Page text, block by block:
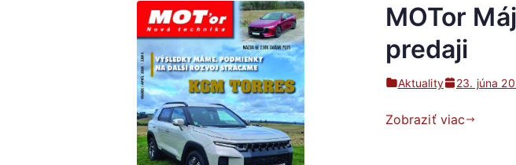
MOTor
predaji
Aktuality 23. júna
Zobraziť viac